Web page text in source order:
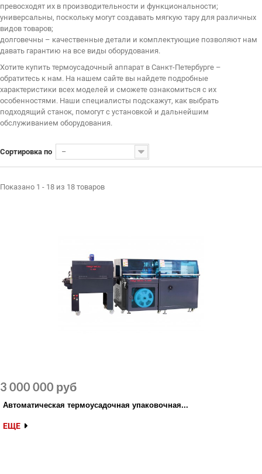
превосходят их в производительности и функциональности;
универсальны, поскольку могут создавать мягкую тару для различных
видов товаров;
долговечны – качественные детали и комплектующие позволяют нам
давать гарантию на все виды оборудования.
Хотите купить термоусадочный аппарат в Санкт-Петербурге –
обратитесь к нам. На нашем сайте вы найдете подробные
характеристики всех моделей и сможете ознакомиться с их
особенностями. Наши специалисты подскажут, как выбрать
подходящий станок, помогут с установкой и дальнейшим
обслуживанием оборудования.
Сортировка по --
Показано 1 - 18 из 18 товаров
Автоматическая термоусадочная упаковочная...
3 000 000 руб
ЕЩЕ